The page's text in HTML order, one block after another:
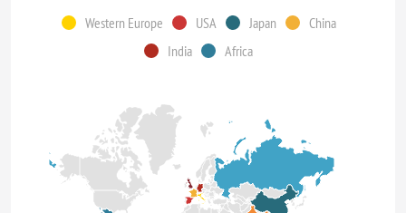
Western Europe USA Japan
China
India
Africa